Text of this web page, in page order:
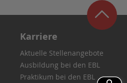
Karriere
Aktuelle Stellenangebote
Ausbildung bei den EBL
Praktikum bei den EBL